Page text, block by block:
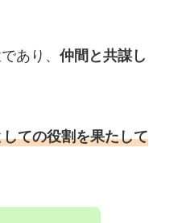
あり、 仲間と共謀し
ての役割を果たして